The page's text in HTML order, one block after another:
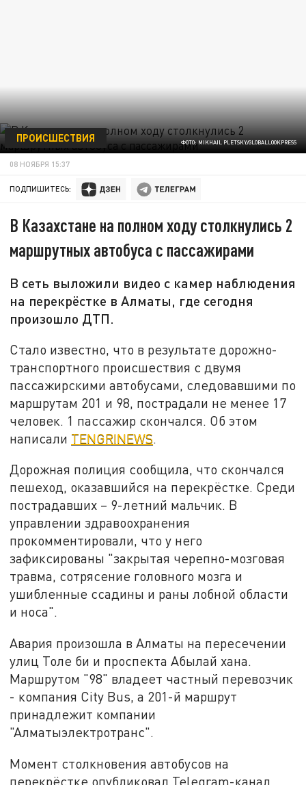
ФОТО: MIKHAIL PLETSKY/GLOBALLOOKPRESS
ПРОИСШЕСТВИЯ
08 НОЯБРЯ 15:37
ПОДПИШИТЕСЬ:
В Казахстане на полном ходу столкнулись 2
маршрутных автобуса с пассажирами
В сеть выложили видео с камер наблюдения
на перекрёстке в Алматы, где сегодня
произошло ДТП.
Стало известно, что в результате дорожно-
транспортного происшествия с двумя
пассажирскими автобусами, следовавшими по
маршрутам 201 и 98, пострадали не менее 17
человек. 1 пассажир скончался. Об этом
написали TENGRINEWS.
Дорожная полиция сообщила, что скончался
пешеход, оказавшийся на перекрёстке. Среди
пострадавших – 9-летний мальчик. В
управлении здравоохранения
прокомментировали, что у него
зафиксированы "закрытая черепно-мозговая
травма, сотрясение головного мозга и
ушибленные ссадины и раны лобной области
и носа".
Авария произошла в Алматы на пересечении
улиц Толе би и проспекта Абылай хана.
Маршрутом "98" владеет частный перевозчик
- компания City Bus, а 201-й маршрут
принадлежит компании
"Алматыэлектротранс".
Момент столкновения автобусов на
перекрёстке опубликовал Telegram-канал